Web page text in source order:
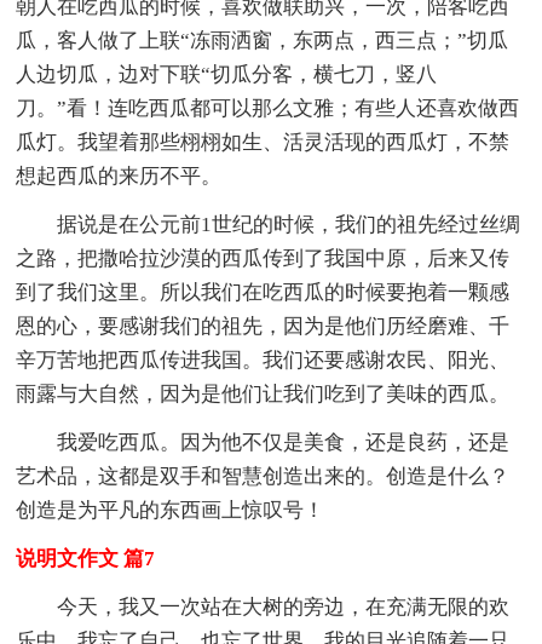
朝人在吃西瓜的时候，喜欢做联助兴，一次，陪客吃西
瓜，客人做了上联“冻雨洒窗，东两点，西三点；”切瓜
人边切瓜，边对下联“切瓜分客，横七刀，竖八
刀。”看！连吃西瓜都可以那么文雅；有些人还喜欢做西
瓜灯。我望着那些栩栩如生、活灵活现的西瓜灯，不禁
想起西瓜的来历不平。
据说是在公元前1世纪的时候，我们的祖先经过丝绸
之路，把撒哈拉沙漠的西瓜传到了我国中原，后来又传
到了我们这里。所以我们在吃西瓜的时候要抱着一颗感
恩的心，要感谢我们的祖先，因为是他们历经磨难、千
辛万苦地把西瓜传进我国。我们还要感谢农民、阳光、
雨露与大自然，因为是他们让我们吃到了美味的西瓜。
我爱吃西瓜。因为他不仅是美食，还是良药，还是
艺术品，这都是双手和智慧创造出来的。创造是什么？
创造是为平凡的东西画上惊叹号！
说明文作文 篇7
今天，我又一次站在大树的旁边，在充满无限的欢